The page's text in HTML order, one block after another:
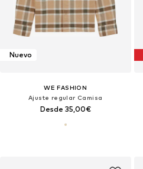
Nuevo
WE FASHION
Ajuste regular Camisa
Desde 35,00€